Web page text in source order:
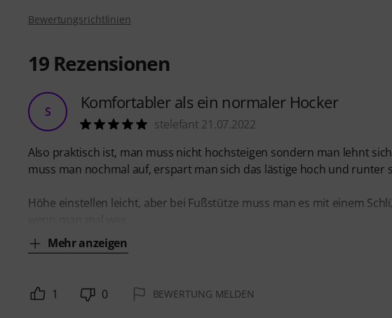
Bewertungsrichtlinien
19 Rezensionen
S Komfortabler als ein normaler Hocker
stelefant 21.07.2022
Also praktisch ist, man muss nicht hochsteigen sondern man lehnt
muss man nochmal auf, erspart man sich das lästige hoch und runter
Höhe einstellen leicht, aber bei Fußstütze muss man es mit einem
Mehr anzeigen
1 0 BEWERTUNG MELDEN